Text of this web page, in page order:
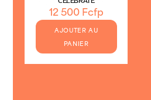
12 500Fcfp
AJOUTER AU
PANIER